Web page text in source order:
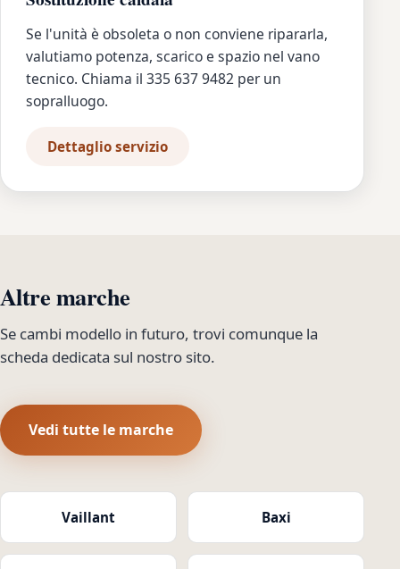
Se l'unità è obsoleta o non conviene ripararla,
valutiamo potenza, scarico e spazio nel vano
tecnico. Chiama il 335 637 9482 per un
sopralluogo.
Dettaglio servizio
Altre marche
Se cambi modello in futuro, trovi comunque la
scheda dedicata sul nostro sito.
Vedi tutte le marche
Vaillant Baxi